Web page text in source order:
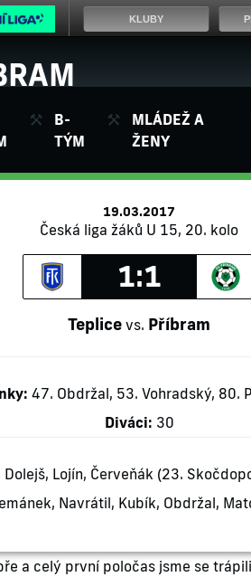
B-
TÝM
MLÁDEŽ A
ŽENY
19.03.2017
Česká liga žáků U 15, 20. kolo
1:1
Teplice vs. Příbram
47. Obdržal, 53. Vohradský, 80.
Diváci: 30
Lojín, Červeňák (23.
Navrátil, Kubík, Obdržal,
a celý první poločas jsme se
KLUBY